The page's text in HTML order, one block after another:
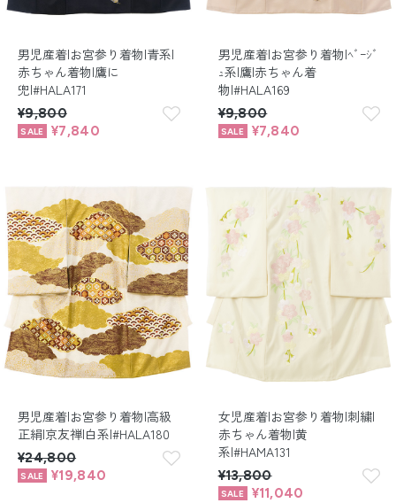
男児産着|お宮参り着物|青系|
赤ちゃん着物|鷹に
兜|#HALA171
¥9,800
¥7,840
男児産着|お宮参り着物|ﾍﾞｰｼﾞ
ｭ系|鷹|赤ちゃん着
物|#HALA169
¥9,800
¥7,840
男児産着|お宮参り着物|高級
正絹|京友禅|白系|#HALA180
¥24,800
¥19,840
女児産着|お宮参り着物|刺繍|
赤ちゃん着物|黄
系|#HAMA131
¥13,800
¥11,040